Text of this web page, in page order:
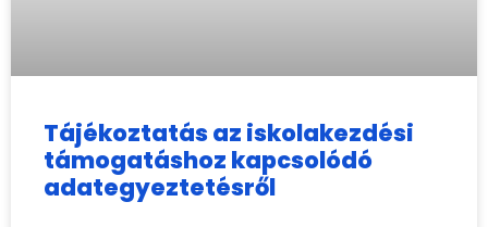
Tájékoztatás az iskolakezdési
támogatáshoz kapcsolódó
adategyeztetésről